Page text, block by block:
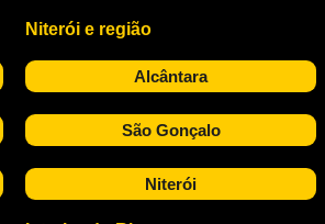
Niterói e região
Alcântara
São Gonçalo
Niterói